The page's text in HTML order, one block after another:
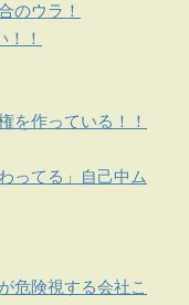
のウラ！
！
を作っている！！
ってる」自己中ム
危険視する会社こ